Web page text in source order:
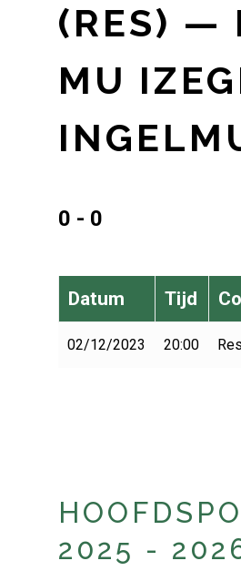
(RES) —
MU
0 - 0
Datum Tijd
02/12/2023 20:00
2025 -